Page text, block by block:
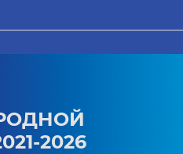
2026